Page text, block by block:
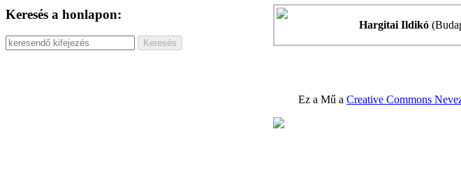
Keresés a honlapon:
Hargitai Ildikó
Ez a Mű a Creative Commons